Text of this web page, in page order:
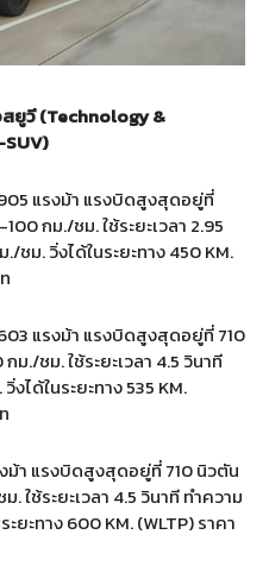
สยูวี (Technology &
แรงม้า แรงบิดสูงสุดอยู่ที่
กม./ชม. ใช้ระยะเวลา 2.95
ชม. วิ่งได้ในระยะทาง 450 KM.
แรงม้า แรงบิดสูงสุดอยู่ที่ 710
./ชม. ใช้ระยะเวลา 4.5 วินาที
ได้ในระยะทาง 535 KM.
ม้า แรงบิดสูงสุดอยู่ที่ 710 นิวตัน
ใช้ระยะเวลา 4.5 วินาที ทำความ
ยะทาง 600 KM. (WLTP) ราคา